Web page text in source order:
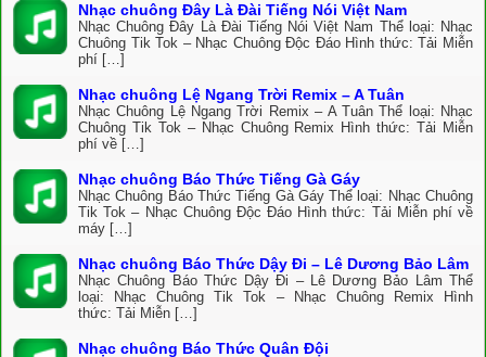
Nhạc chuông Đây Là Đài Tiếng Nói Việt Nam
Nhạc Chuông Đây Là Đài Tiếng Nói Việt Nam Thể loại: Nhạc
Chuông Tik Tok – Nhạc Chuông Độc Đáo Hình thức: Tải Miễn
phí […]
Nhạc chuông Lệ Ngang Trời Remix – A Tuân
Nhạc Chuông Lệ Ngang Trời Remix – A Tuân Thể loại: Nhạc
Chuông Tik Tok – Nhạc Chuông Remix Hình thức: Tải Miễn
phí về […]
Nhạc chuông Báo Thức Tiếng Gà Gáy
Nhạc Chuông Báo Thức Tiếng Gà Gáy Thể loại: Nhạc Chuông
Tik Tok – Nhạc Chuông Độc Đáo Hình thức: Tải Miễn phí về
máy […]
Nhạc chuông Báo Thức Dậy Đi – Lê Dương Bảo Lâm
Nhạc Chuông Báo Thức Dậy Đi – Lê Dương Bảo Lâm Thể
loại: Nhạc Chuông Tik Tok – Nhạc Chuông Remix Hình
thức: Tải Miễn […]
Nhạc chuông Báo Thức Quân Đội